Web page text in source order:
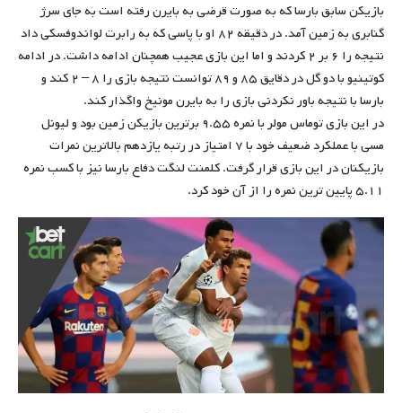
بازیکن سابق بارسا که به صورت قرضی به بایرن رفته است به جای سرژ
گنابری به زمین آمد. در دقیقه ۸۲ او با پاسی که به رابرت لواندوفسکی داد
نتیجه را ۶ بر ۲ کردند و اما این بازی عجیب همچنان ادامه داشت. در ادامه
کوتینیو با دو گل در دقایق ۸۵ و ۸۹ توانست نتیجه بازی را ۸ – ۲ کند و
بارسا با نتیجه باور نکردنی بازی را به بایرن مونیخ واگذار کند.
در این بازی توماس مولر با نمره ۹.۵۵ برترین بازیکن زمین بود و لیونل
مسی با عملکرد ضعیف خود با ۷ امتیاز در رتبه یازدهم بالاترین نمرات
بازیکنان در این بازی قرار گرفت. کلمنت لنگت دفاع بارسا نیز با کسب نمره
۵.۱۱ پایین ترین نمره را از آن خود کرد.